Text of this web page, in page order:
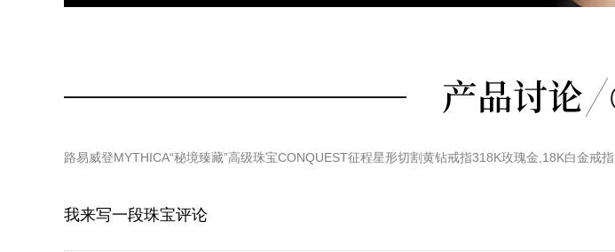
路易威登MYTHICA“秘境臻藏”高级珠宝CONQUEST征程星形切割黄钻戒指318K玫瑰金,18K白金戒指
我来写一段珠宝评论